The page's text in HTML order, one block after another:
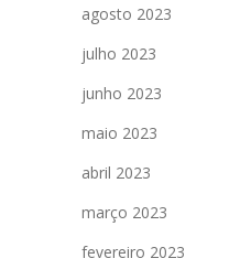
agosto 2023
julho 2023
junho 2023
maio 2023
abril 2023
março 2023
fevereiro 2023